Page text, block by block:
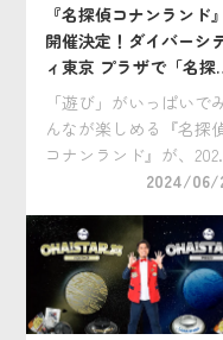
『名探偵コナンランド』
開催決定！ダイバーシ
ィ東京 プラザで「名探
コナン」の世界を楽しも
う！
「遊び」がいっぱいで
んなが楽しめる『名探
コナンランド』が、
年7月5日（金）～2025
ダイバーシティ東京 プラ
ザ 4F 特設会場にて開催
することになりました
会期：2024年7月5 […]
2024/06/